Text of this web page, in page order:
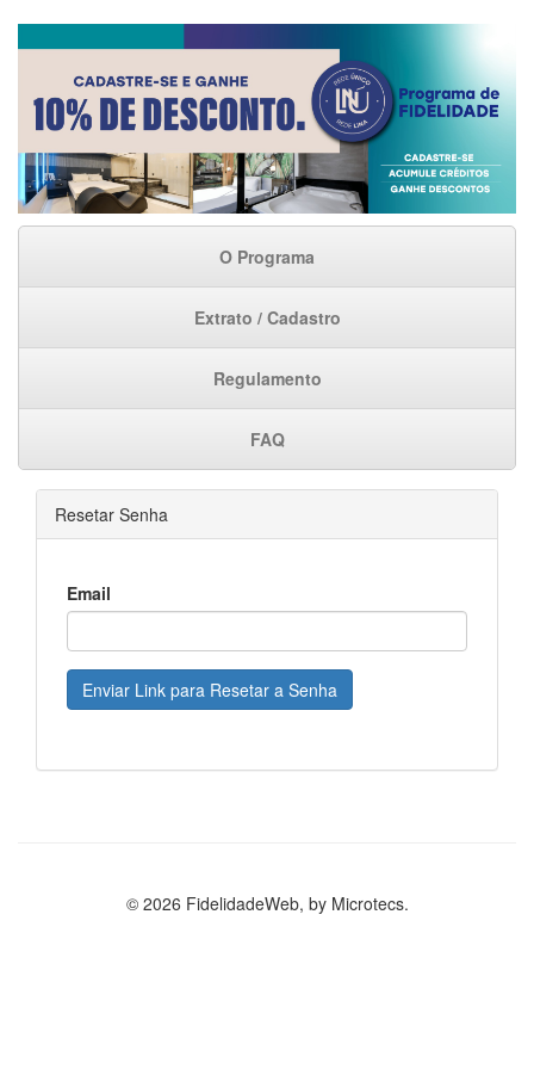
O Programa
Extrato / Cadastro
Regulamento
FAQ
Resetar Senha
Email
Enviar Link para Resetar a Senha
© 2026 FidelidadeWeb, by Microtecs.